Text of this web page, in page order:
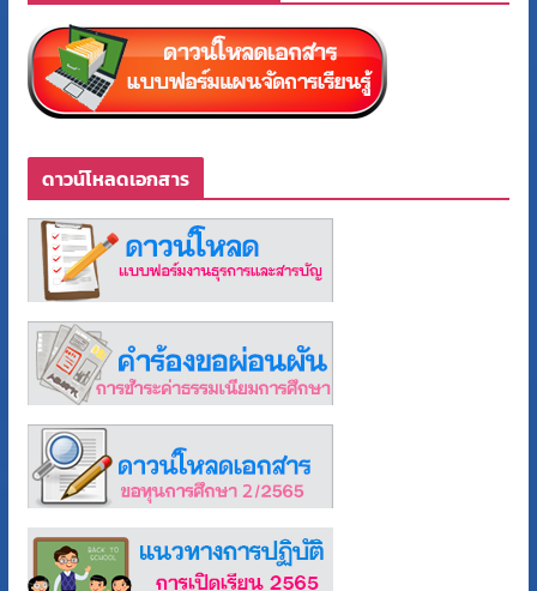
ดาวน์โหลดเอกสาร